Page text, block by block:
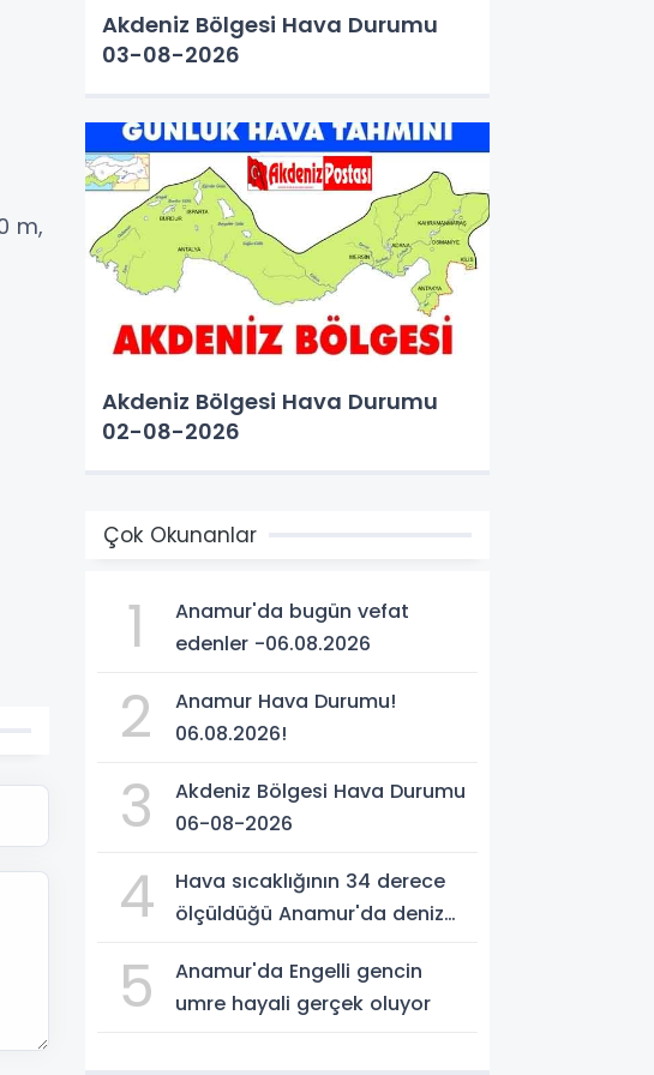
m,
Akdeniz Bölgesi Hava Durumu
03-08-2026
Akdeniz Bölgesi Hava Durumu
02-08-2026
Çok Okunanlar
1
Anamur'da bugün vefat
edenler -06.08.2026
2
Anamur Hava Durumu!
06.08.2026!
3
Akdeniz Bölgesi Hava Durumu
06-08-2026
4
Hava sıcaklığının 34 derece
ölçüldüğü Anamur'da deniz
gördü
5
Anamur'da Engelli gencin
umre hayali gerçek oluyor